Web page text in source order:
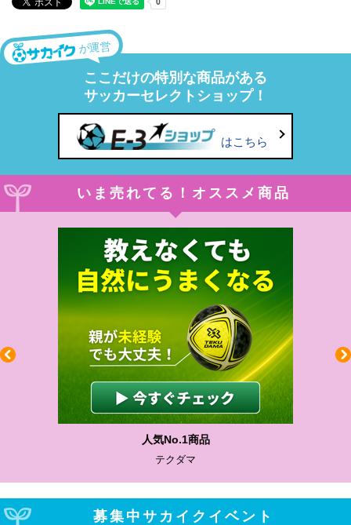
が運営
ここだけの特別な商品がある
サッカーセレクトショップ！
はこちら
いま売れてる！オススメ商品
人気No.1商品
テクダマ
募集中サカイクイベント